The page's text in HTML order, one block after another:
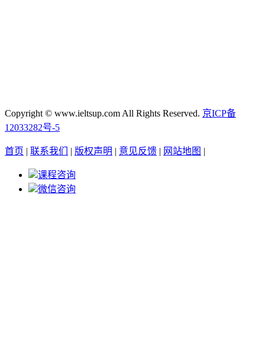
Copyright © www.ieltsup.com All Rights Reserved. 京ICP备
12033282号-5
首页 | 联系我们 | 版权声明 | 意见反馈 | 网站地图 |
课程咨询
微信咨询